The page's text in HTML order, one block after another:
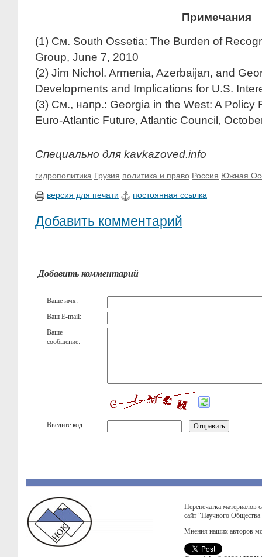
Примечания
(1) См. South Ossetia: The Burden of
Group, June 7, 2010
(2) Jim Nichol. Armenia, Azerbaijan, and
Developments and Implications for U.S.
(3) См., напр.: Georgia in the West: A Policy
Euro-Atlantic Future, Atlantic Council,
Специально для kavkazoved.info
гидрополитика Грузия политика и право Россия Южная
версия для печати постоянная ссылка
Добавить комментарий
Добавить комментарий
Ваше имя:
Ваш E-mail:
Ваше
сообщение:
Введите код:
Перепечатка материалов
сайт "Научного
Мнения наших авторов